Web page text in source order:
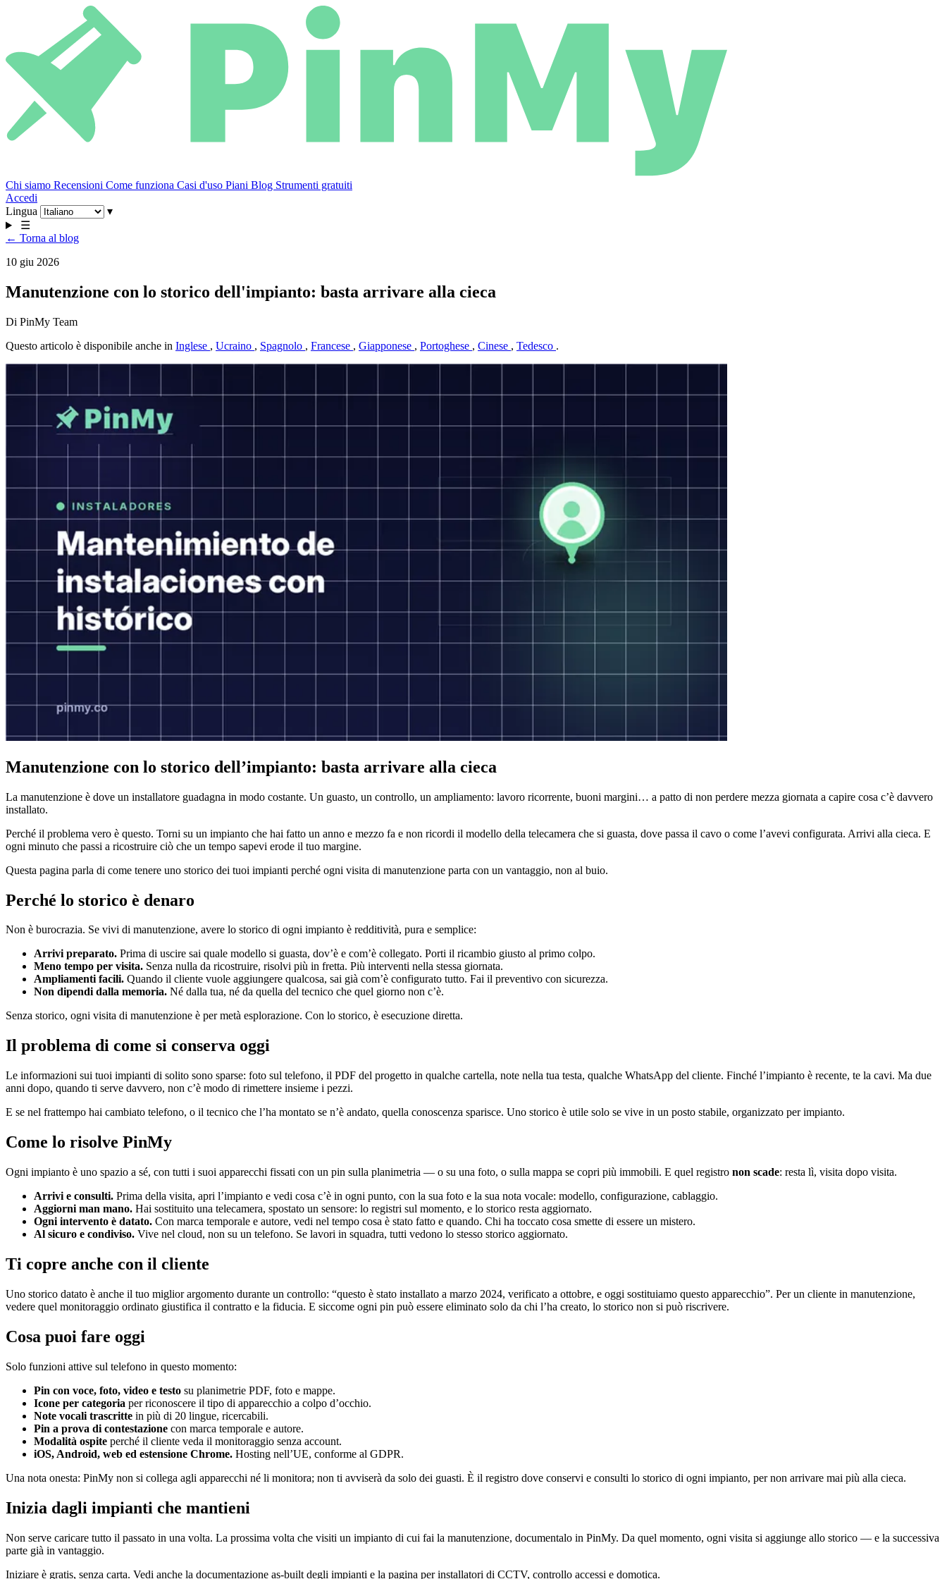
Chi siamo Recensioni Come funziona Casi d'uso Piani Blog Strumenti gratuiti
Accedi
Lingua
▾
☰
← Torna al blog
10 giu 2026
Manutenzione con lo storico dell'impianto: basta arrivare alla cieca
Di PinMy Team
Questo articolo è disponibile anche in Inglese , Ucraino , Spagnolo , Francese , Giapponese , Portoghese , Cinese , Tedesco .
Manutenzione con lo storico dell’impianto: basta arrivare alla cieca
La manutenzione è dove un installatore guadagna in modo costante. Un guasto, un controllo, un ampliamento: lavoro ricorrente, buoni margini… a patto di non perdere mezza giornata a capire cosa c’è davvero
installato.
Perché il problema vero è questo. Torni su un impianto che hai fatto un anno e mezzo fa e non ricordi il modello della telecamera che si guasta, dove passa il cavo o come l’avevi configurata. Arrivi alla cieca. E
ogni minuto che passi a ricostruire ciò che un tempo sapevi erode il tuo margine.
Questa pagina parla di come tenere uno storico dei tuoi impianti perché ogni visita di manutenzione parta con un vantaggio, non al buio.
Perché lo storico è denaro
Non è burocrazia. Se vivi di manutenzione, avere lo storico di ogni impianto è redditività, pura e semplice:
Arrivi preparato. Prima di uscire sai quale modello si guasta, dov’è e com’è collegato. Porti il ricambio giusto al primo colpo.
Meno tempo per visita. Senza nulla da ricostruire, risolvi più in fretta. Più interventi nella stessa giornata.
Ampliamenti facili. Quando il cliente vuole aggiungere qualcosa, sai già com’è configurato tutto. Fai il preventivo con sicurezza.
Non dipendi dalla memoria. Né dalla tua, né da quella del tecnico che quel giorno non c’è.
Senza storico, ogni visita di manutenzione è per metà esplorazione. Con lo storico, è esecuzione diretta.
Il problema di come si conserva oggi
Le informazioni sui tuoi impianti di solito sono sparse: foto sul telefono, il PDF del progetto in qualche cartella, note nella tua testa, qualche WhatsApp del cliente. Finché l’impianto è recente, te la cavi. Ma due
anni dopo, quando ti serve davvero, non c’è modo di rimettere insieme i pezzi.
E se nel frattempo hai cambiato telefono, o il tecnico che l’ha montato se n’è andato, quella conoscenza sparisce. Uno storico è utile solo se vive in un posto stabile, organizzato per impianto.
Come lo risolve PinMy
Ogni impianto è uno spazio a sé, con tutti i suoi apparecchi fissati con un pin sulla planimetria — o su una foto, o sulla mappa se copri più immobili. E quel registro non scade: resta lì, visita dopo visita.
Arrivi e consulti. Prima della visita, apri l’impianto e vedi cosa c’è in ogni punto, con la sua foto e la sua nota vocale: modello, configurazione, cablaggio.
Aggiorni man mano. Hai sostituito una telecamera, spostato un sensore: lo registri sul momento, e lo storico resta aggiornato.
Ogni intervento è datato. Con marca temporale e autore, vedi nel tempo cosa è stato fatto e quando. Chi ha toccato cosa smette di essere un mistero.
Al sicuro e condiviso. Vive nel cloud, non su un telefono. Se lavori in squadra, tutti vedono lo stesso storico aggiornato.
Ti copre anche con il cliente
Uno storico datato è anche il tuo miglior argomento durante un controllo: “questo è stato installato a marzo 2024, verificato a ottobre, e oggi sostituiamo questo apparecchio”. Per un cliente in manutenzione,
vedere quel monitoraggio ordinato giustifica il contratto e la fiducia. E siccome ogni pin può essere eliminato solo da chi l’ha creato, lo storico non si può riscrivere.
Cosa puoi fare oggi
Solo funzioni attive sul telefono in questo momento:
Pin con voce, foto, video e testo su planimetrie PDF, foto e mappe.
Icone per categoria per riconoscere il tipo di apparecchio a colpo d’occhio.
Note vocali trascritte in più di 20 lingue, ricercabili.
Pin a prova di contestazione con marca temporale e autore.
Modalità ospite perché il cliente veda il monitoraggio senza account.
iOS, Android, web ed estensione Chrome. Hosting nell’UE, conforme al GDPR.
Una nota onesta: PinMy non si collega agli apparecchi né li monitora; non ti avviserà da solo dei guasti. È il registro dove conservi e consulti lo storico di ogni impianto, per non arrivare mai più alla cieca.
Inizia dagli impianti che mantieni
Non serve caricare tutto il passato in una volta. La prossima volta che visiti un impianto di cui fai la manutenzione, documentalo in PinMy. Da quel momento, ogni visita si aggiunge allo storico — e la successiva
parte già in vantaggio.
Iniziare è gratis, senza carta. Vedi anche la documentazione as-built degli impianti e la pagina perinstallatori di CCTV, controllo accessi e domotica.